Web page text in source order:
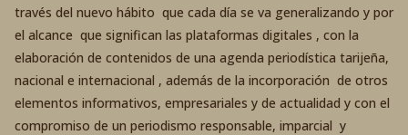
través del nuevo hábito que cada día se va generalizando y por
el alcance que significan las plataformas digitales , con la
elaboración de contenidos de una agenda periodística tarijeña,
nacional e internacional , además de la incorporación de otros
elementos informativos, empresariales y de actualidad y con el
compromiso de un periodismo responsable, imparcial y